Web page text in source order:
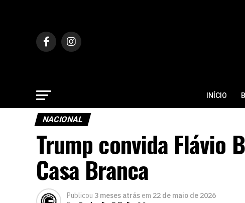
INÍCIO
NACIONAL
Trump convida Flávio
Casa Branca
Publicou 3 meses atrásem 22 de maio de 2026